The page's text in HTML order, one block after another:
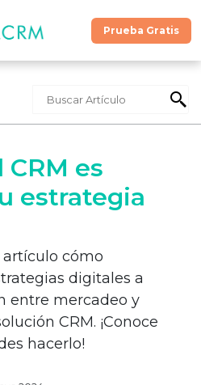
Prueba Gratis
CRM es
estrategia
cómo
digitales a
entre mercadeo y
CRM. ¡Conoce
hacerlo!